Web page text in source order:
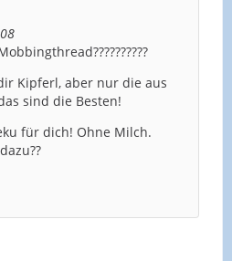
Kipferl, aber nur die aus
sind die Besten!
für dich! Ohne Milch.